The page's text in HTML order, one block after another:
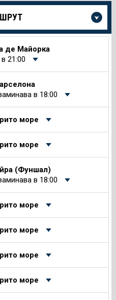
де Майорка
21:00
в 18:00
море
море
(Фуншал)
в 18:00
море
море
море
море